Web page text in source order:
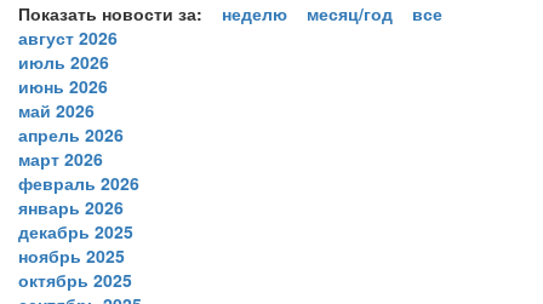
Показать новости за: неделю месяц/год
все
август 2026
июль 2026
июнь 2026
май 2026
апрель 2026
март 2026
февраль 2026
январь 2026
декабрь 2025
ноябрь 2025
октябрь 2025